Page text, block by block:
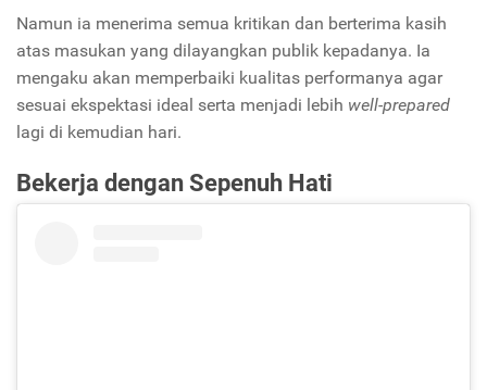
Namun ia menerima semua kritikan dan berterima kasih
atas masukan yang dilayangkan publik kepadanya. Ia
mengaku akan memperbaiki kualitas performanya agar
sesuai ekspektasi ideal serta menjadi lebih well-prepared
lagi di kemudian hari.
Bekerja dengan Sepenuh Hati